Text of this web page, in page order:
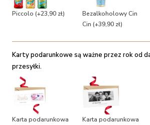
Piccolo (+23,90 zł)
Bezalkoholowy Cin
Cin (+39,90 zł)
Karty podarunkowe są ważne przez rok od
przesyłki.
Karta podarunkowa
Karta podarunkowa